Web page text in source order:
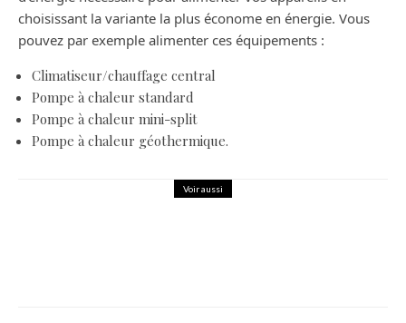
choisissant la variante la plus économe en énergie. Vous
pouvez par exemple alimenter ces équipements :
Climatiseur/chauffage central
Pompe à chaleur standard
Pompe à chaleur mini-split
Pompe à chaleur géothermique.
Voir aussi